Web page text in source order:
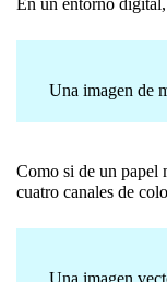
En un entorno
Una imagen de
Como si de un papel
cuatro canales de